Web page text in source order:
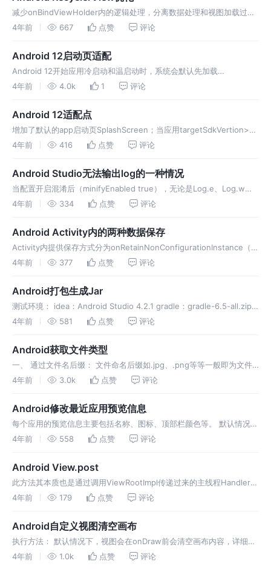
减少onBindViewHolder内的逻辑处理，分离数据处理和视图加载过
程； 尽可能使用局部刷新，减少使用全部刷新； 如果ItemView的高度
4年前 667 点赞 评论
Android 12启动页适配
Android 12开始应用冷启动和温启动时，系统会默认先加载
SplashScreen（如下布局） ，然后在应用Activity渲染第一帧得时候移
4年前 4.0k 1 评论
Android 12适配点
增加了默认的app启动页SplashScreen；当应用targetSdkVertion>=
31时，在冷启动或温启动是，会先加载展示启动页SplashScreen，然
4年前 416 点赞 评论
Android Studio无法输出log的一种情况
当配置开启混淆后（minifyEnabled true），无论是Log.e、Log.w、
Log.i、Log.d、Log.v都无法输出； 猜测原因在于上述方法内部调用的
4年前 334 点赞 评论
Android Activity内的两种数据保存
Activity内提供保存方式分为onRetainNonConfigurationInstance（以
下称为方式R）和onSaveInstanceState（以下称为方式S）两种； 保
4年前 377 点赞 评论
Android打包生成Jar
测试环境： idea：Android Studio 4.2.1 gradle：gradle-6.5-all.zip
执行对应module的build命令(windows电脑)：gradlew :模块名
4年前 581 点赞 评论
Android获取文件类型
一、 通过文件名后缀： 文件命名后缀如.jpg、.png等等一般即为文件
类型，但有些时候不能保证文件后缀名一定有效，所以尝试将后缀转换
4年前 3.0k 点赞 评论
Android修改最近应用预览信息
每个应用的预览信息主要包括名称、图标、顶部栏颜色等。 默认情况下
这些信息会先从应用栈顶Activity的manifest配置中读取：
4年前 558 点赞 评论
Android View.post
此方法其本质也是通过调用ViewRootImpl传递过来的主线程Handler来
完成消息发送、处理； 这个Handler由View的
4年前 179 点赞 评论
Android自定义视图清空画布
执行方法： 默认情况下，视图会在onDraw前会清空画布内容，详细见
ViewRootImpl中的drawSoftware方法： 但是如果在其他位置或使用
4年前 1.0k 点赞 评论